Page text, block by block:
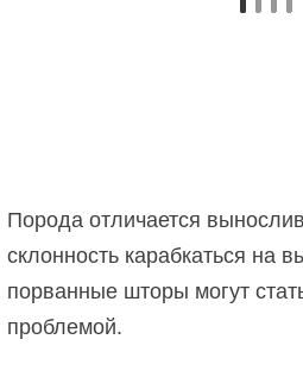
Порода отличается
склонность карабкаться на
порванные шторы могут
проблемой.